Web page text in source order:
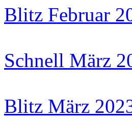
Blitz Februar
Schnell März
Blitz März